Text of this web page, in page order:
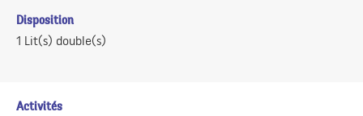
Disposition
1 Lit(s) double(s)
Activités